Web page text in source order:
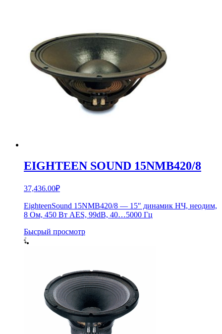
EIGHTEEN SOUND 15NMB420/8
37,436.00₽
EighteenSound 15NMB420/8 — 15″ динамик НЧ, неодим,
8 Ом, 450 Вт AES, 99dB, 40…5000 Гц
Бысрый просмотр